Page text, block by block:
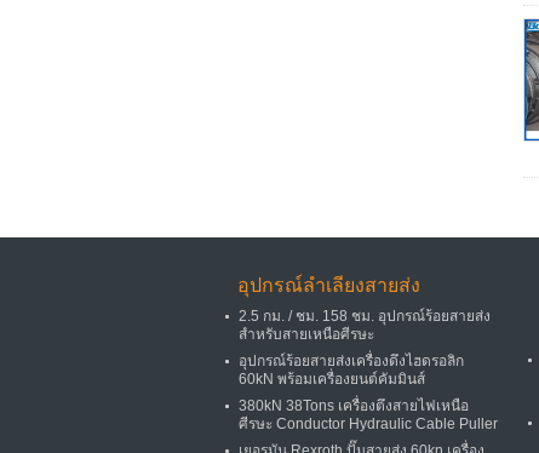
อุปกรณ์ลำเลียงสายส่ง
2.5 กม. / ชม. 158 ชม. อุปกรณ์ร้อยสายส่ง
สำหรับสายเหนือศีรษะ
อุปกรณ์ร้อยสายส่งเครื่องดึงไฮดรอลิก
60kN พร้อมเครื่องยนต์คัมมินส์
380kN 38Tons เครื่องตึงสายไฟเหนือ
ศีรษะ Conductor Hydraulic Cable Puller